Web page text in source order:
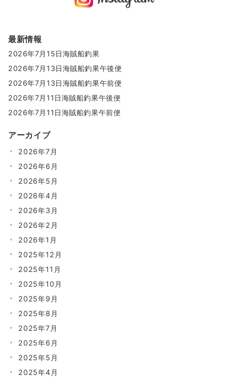
最新情報
2026年7月15日海賊船釣果
2026年7月13日海賊船釣果午後便
2026年7月13日海賊船釣果午前便
2026年7月11日海賊船釣果午後便
2026年7月11日海賊船釣果午前便
アーカイブ
2026年7月
2026年6月
2026年5月
2026年4月
2026年3月
2026年2月
2026年1月
2025年12月
2025年11月
2025年10月
2025年9月
2025年8月
2025年7月
2025年6月
2025年5月
2025年4月